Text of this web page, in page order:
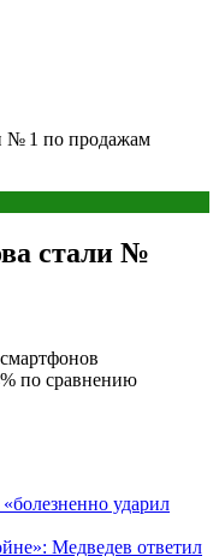
№ 1 по продажам
стали №
по сравнению
ударил
Медведев ответил